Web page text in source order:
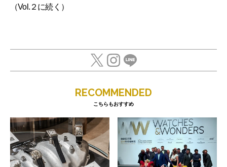
（Vol.２に続く）
RECOMMENDED
こちらもおすすめ